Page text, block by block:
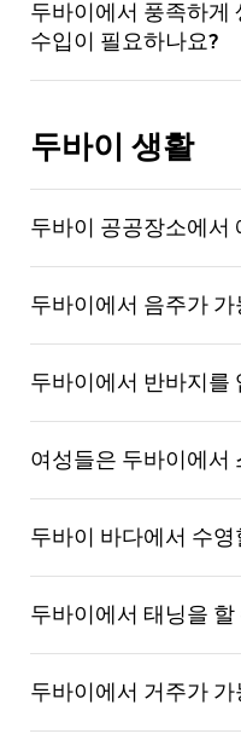
두바이에서 풍족하게
수입이 필요하나요?
두바이 생활
두바이 공공장소에서
두바이에서 음주가
두바이에서 반바지를
여성들은 두바이에서
두바이 바다에서 수
두바이에서 태닝을
두바이에서 거주가